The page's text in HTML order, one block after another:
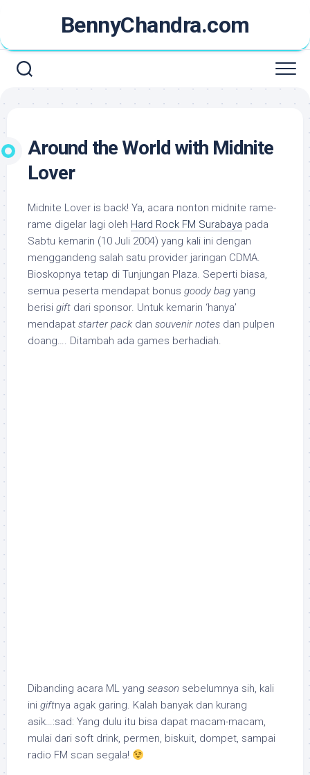
content
BennyChandra.com
Around the World with Midnite
Lover
Midnite Lover is back! Ya, acara nonton midnite rame-
rame digelar lagi oleh Hard Rock FM Surabaya pada
Sabtu kemarin (10 Juli 2004) yang kali ini dengan
menggandeng salah satu provider jaringan CDMA.
Bioskopnya tetap di Tunjungan Plaza. Seperti biasa,
semua peserta mendapat bonus goody bag yang
berisi gift dari sponsor. Untuk kemarin ‘hanya’
mendapat starter pack dan souvenir notes dan pulpen
doang…. Ditambah ada games berhadiah.
Dibanding acara ML yang season sebelumnya sih, kali
ini giftnya agak garing. Kalah banyak dan kurang
asik…:sad: Yang dulu itu bisa dapat macam-macam,
mulai dari soft drink, permen, biskuit, dompet, sampai
radio FM scan segala!